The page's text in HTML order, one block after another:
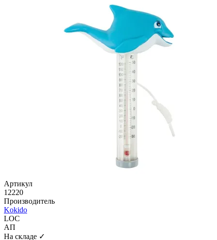
Артикул
12220
Производитель
Kokido
LOC
АП
На складе ✓